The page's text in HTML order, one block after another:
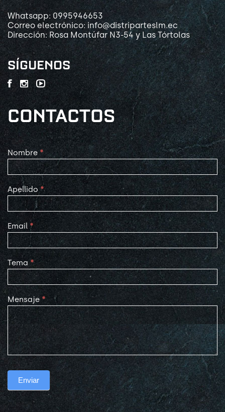
Whatsapp: 0995946653
Correo electrónico: info@distriparteslm.ec
Dirección: Rosa Montúfar N3-54 y Las Tórtolas
SÍGUENOS
CONTACTOS
Contact
Us
Nombre *
Apellido*
Email *
Tema *
Mensaje *
Enviar